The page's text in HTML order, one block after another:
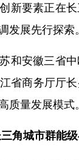
新要素正在
发展先行探索。
和安徽三省
省商务厅厅
质量发展模式。
角城市群能